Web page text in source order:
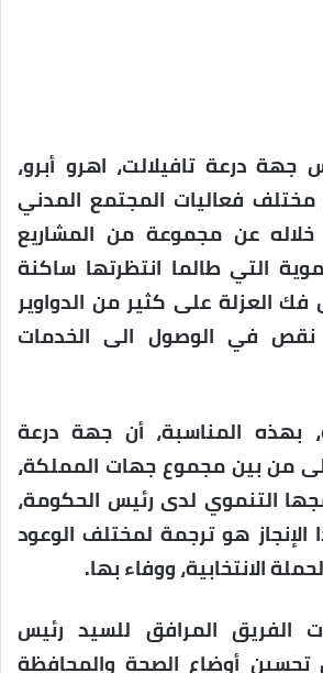
درعة تافيلالت، اهرو أبرو،
مختلف فعاليات المجتمع المدني
عن مجموعة من المشاريع
التي طالما انتظرتها ساكنة
فك العزلة على كثير من الدواوير
في الوصول الى الخدمات
بهذه المناسبة، أن جهة درعة
من بين مجموع جهات المملكة،
التنموي لدى رئيس الحكومة،
هو ترجمة لمختلف الوعود
الانتخابية، ووفاء بها.
الفريق المرافق للسيد رئيس
أوضاع الصحة والمحافظة